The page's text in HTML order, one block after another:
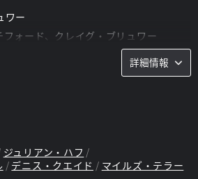
ワー
フォード、クレイグ・ブリュワー
詳細情報
ジュリアン・ハフ
デニス・クエイド マイルズ・テラー